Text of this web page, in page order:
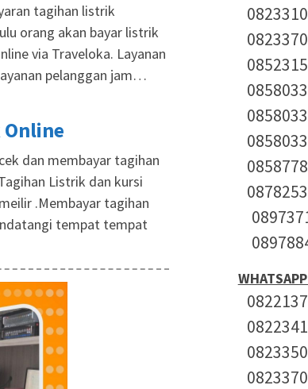
tagihan listrik
orang akan bayar listrik
via Traveloka. Layanan
pelanggan jam…
dan membayar tagihan
Listrik dan kursi
.Membayar tagihan
tempat tempat